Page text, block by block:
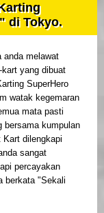
di Tokyo.
anda melawat
yang dibuat
SuperHero
watak kegemaran
mata pasti
bersama kumpulan
Kart dilengkapi
sangat
percayakan
berkata "Sekali